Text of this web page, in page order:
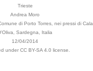
Trieste
Andrea Moro
di Porto Torres, nei pressi di Cala
Sardegna, Italia
12/04/2014
under CC BY-SA 4.0 license.